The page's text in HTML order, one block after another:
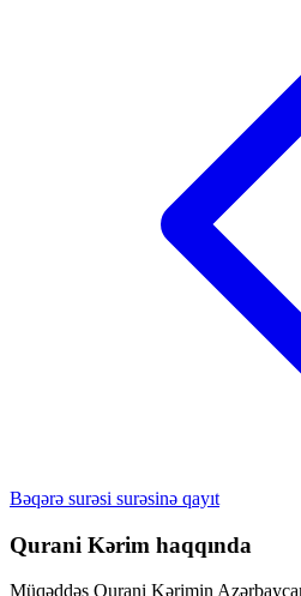
Bəqərə surəsi surəsinə qayıt
Qurani Kərim haqqında
Müqəddəs Qurani Kərimin